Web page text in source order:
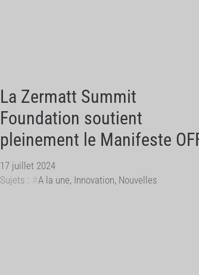
La Zermatt Summit
Foundation soutient
pleinement le Manifeste
17 juillet 2024
Sujets :
A la une, Innovation, Nouvelles